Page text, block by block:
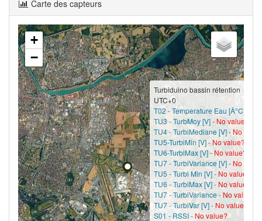
Carte des capteurs
Turbiduino bassin rétention
UTC+0
T02 - Temperature Eau [Â°C] -
TU3 - TurbMoy [V] -No value?
TU4 - TurbiMediane [V] -No
TU5-TurbiMin [V] -No value?
TU6-TurbiMax [V] - No value?
TU7 - TurbiVariance [V] -No
TU5 - Turbi Min [V] -No value?
TU6 - TurbiMax [V] -No value?
TU7 - TurbiVariance -No value?
TU7 - TurbiVar [V] -No value?
S01 - RSSI -No value?
+
−